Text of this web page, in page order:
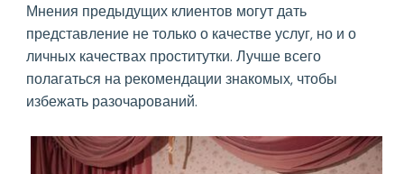
Мнения предыдущих клиентов могут дать
представление не только о качестве услуг, но и о
личных качествах проститутки. Лучше всего
полагаться на рекомендации знакомых, чтобы
избежать разочарований.